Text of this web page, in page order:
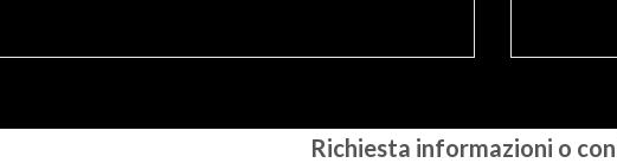
Richiesta informazioni o